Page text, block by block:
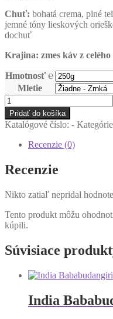
Chuť: bohatá crema, plné
jemné tóny lieskových
dochuť
Krajina: zmes káv z celého
Hmotnosť ℮
Mletie
množstvo
Espresso
Oujeee
Pridať do košíka
Katalógové číslo: -
Recenzie (0)
Recenzie
Nikto zatiaľ nepridal
Tento produkt môžu
kúpili.
Súvisiace
India